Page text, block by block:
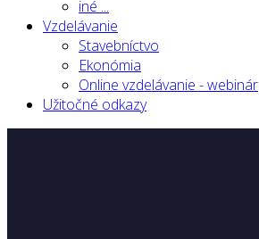
iné ...
Vzdelávanie
Stavebníctvo
Ekonómia
Online vzdelávanie - webinár
Užitočné odkazy